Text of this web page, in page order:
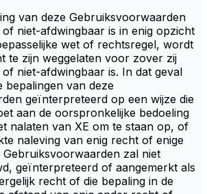
van deze Gebruiksvoorwaarden
niet-afdwingbaar is in enig opzicht
wet of rechtsregel, wordt
te zijn weggelaten voor zover zij
niet-afdwingbaar is. In dat geval
bepalingen van deze
geïnterpreteerd op een wijze die
aan de oorspronkelijke bedoeling
nalaten van XE om te staan op, of
naleving van enig recht of enige
Gebruiksvoorwaarden zal niet
geïnterpreteerd of aangemerkt als
recht of die bepaling in de